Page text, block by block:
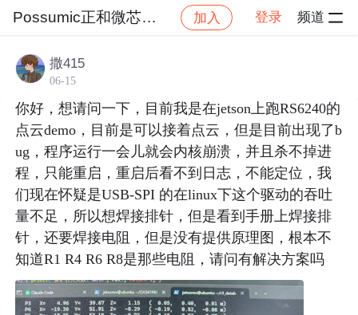
Possumic正和微芯官方社区 加入 登录 频道
社区 Possumic正和微芯官方社区
撒415
06-15
你好，想请问一下，目前我是在jetson上跑RS6240的
点云demo，目前是可以接着点云，但是目前出现了b
ug，程序运行一会儿就会内核崩溃，并且杀不掉进
程，只能重启，重启后看不到日志，不能定位，我
们现在怀疑是USB-SPI 的在linux下这个驱动的吞吐
量不足，所以想焊接排针，但是看到手册上焊接排
针，还要焊接电阻，但是没有提供原理图，根本不
知道R1 R4 R6 R8是那些电阻，请问有解决方案吗